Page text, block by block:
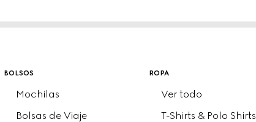
bolsos
Mochilas
Bolsas de Viaje
ropa
Ver todo
T-Shirts & Polo Shirts